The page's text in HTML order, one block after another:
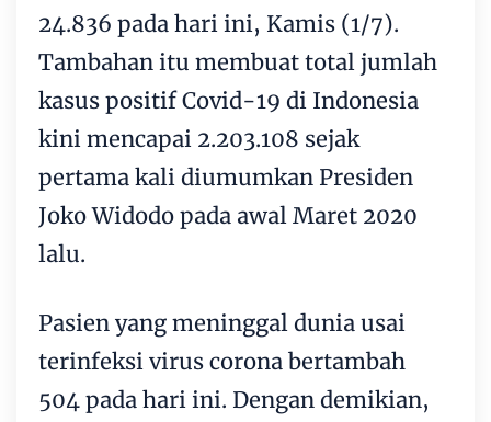
24.836 pada hari ini, Kamis (1/7).
Tambahan itu membuat total jumlah
kasus positif Covid-19 di Indonesia
kini mencapai 2.203.108 sejak
pertama kali diumumkan Presiden
Joko Widodo pada awal Maret 2020
lalu.
Pasien yang meninggal dunia usai
terinfeksi virus corona bertambah
504 pada hari ini. Dengan demikian,